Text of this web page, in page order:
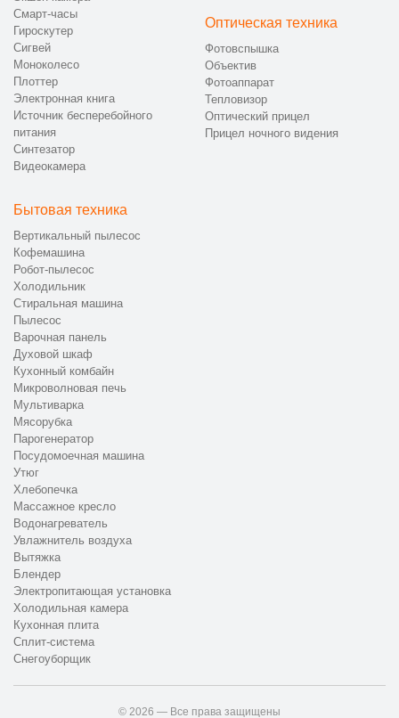
Смарт-часы
Гироскутер
Сигвей
Моноколесо
Плоттер
Электронная книга
Источник бесперебойного
питания
Синтезатор
Видеокамера
Оптическая техника
Фотовспышка
Объектив
Фотоаппарат
Тепловизор
Оптический прицел
Прицел ночного видения
Бытовая техника
Вертикальный пылесос
Кофемашина
Робот-пылесос
Холодильник
Стиральная машина
Пылесос
Варочная панель
Духовой шкаф
Кухонный комбайн
Микроволновая печь
Мультиварка
Мясорубка
Парогенератор
Посудомоечная машина
Утюг
Хлебопечка
Массажное кресло
Водонагреватель
Увлажнитель воздуха
Вытяжка
Блендер
Электропитающая установка
Холодильная камера
Кухонная плита
Сплит-система
Снегоуборщик
© 2026 — Все права защищены